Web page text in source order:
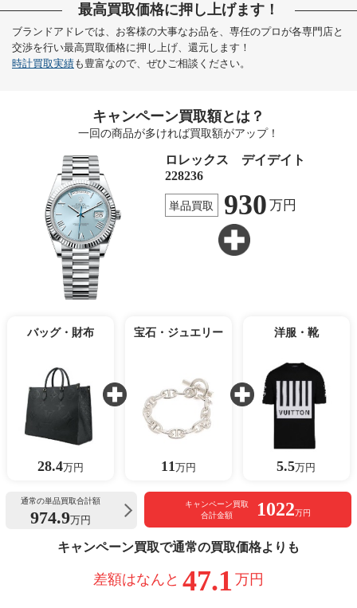
最高買取価格に押し上げます！
ブランドアドレでは、お客様の大事なお品を、専任のプロが各専門店と
交渉を行い最高買取価格に押し上げ、還元します！
時計買取実績も豊富なので、ぜひご相談ください。
キャンペーン買取額とは？
一回の商品が多ければ買取額がアップ！
ロレックス デイデイト
228236
単品買取 930 万円
バッグ・財布
28.4万円
宝石・ジュエリー
11 万円
洋服・靴
5.5万円
通常の単品買取合計額
974.9万円
キャンペーン買取
合計金額
1022万円
キャンペーン買取で通常の買取価格よりも
差額はなんと 47.1 万円